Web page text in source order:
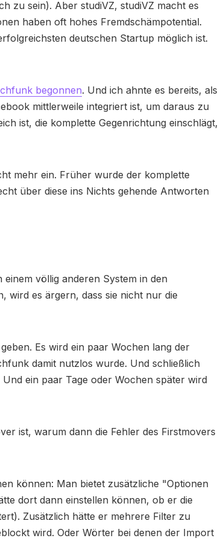
zu sein). Aber studiVZ, studiVZ macht es
haben oft hohes Fremdschämpotential.
deutschen Startup möglich ist.
begonnen. Und ich ahnte es bereits, als
mittlerweile integriert ist, um daraus zu
ist, die komplette Gegenrichtung einschlägt,
mehr ein. Früher wurde der komplette
über diese ins Nichts gehende Antworten
völlig anderen System in den
wird es ärgern, dass sie nicht nur die
Es wird ein paar Wochen lang der
damit nutzlos wurde. Und schließlich
ein paar Tage oder Wochen später wird
ist, warum dann die Fehler des Firstmovers
können: Man bietet zusätzliche "Optionen
dort dann einstellen können, ob er die
Zusätzlich hätte er mehrere Filter zu
wird. Oder Wörter bei denen der Import